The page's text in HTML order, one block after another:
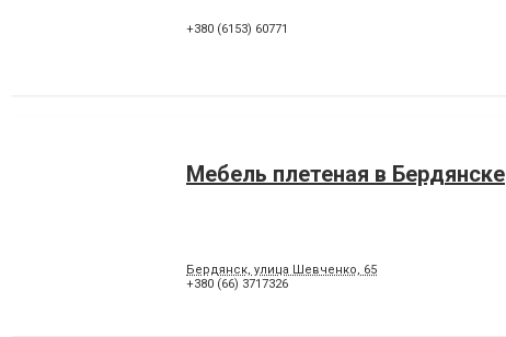
+380 (6153) 60771
Мебель плетеная в Бердянске
Бердянск, улица Шевченко, 65
+380 (66) 3717326